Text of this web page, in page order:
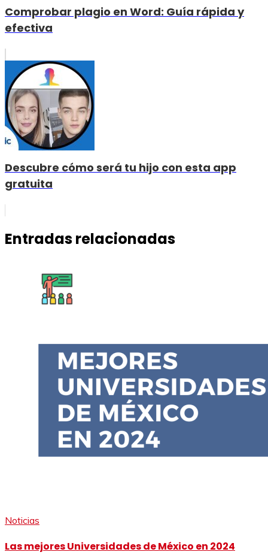
Comprobar plagio en Word: Guía rápida y
efectiva
Descubre cómo será tu hijo con esta app
gratuita
Entradas relacionadas
Noticias
Las mejores Universidades de México en 2024